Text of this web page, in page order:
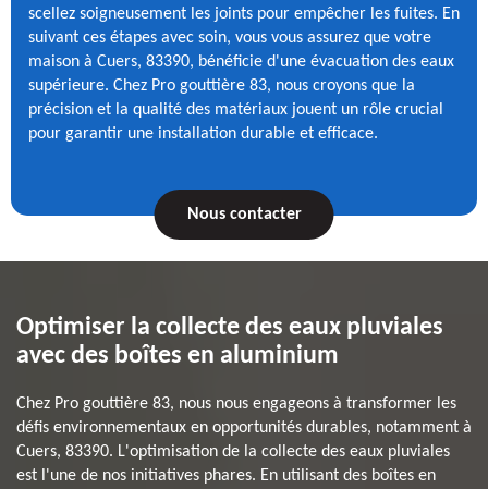
scellez soigneusement les joints pour empêcher les fuites. En
suivant ces étapes avec soin, vous vous assurez que votre
maison à Cuers, 83390, bénéficie d'une évacuation des eaux
supérieure. Chez Pro gouttière 83, nous croyons que la
précision et la qualité des matériaux jouent un rôle crucial
pour garantir une installation durable et efficace.
Nous contacter
Optimiser la collecte des eaux pluviales
avec des boîtes en aluminium
Chez Pro gouttière 83, nous nous engageons à transformer les
défis environnementaux en opportunités durables, notamment à
Cuers, 83390. L'optimisation de la collecte des eaux pluviales
est l'une de nos initiatives phares. En utilisant des boîtes en